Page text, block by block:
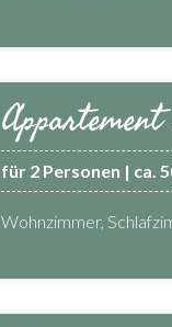
für 2 Personen | ca.
Wohnzimmer,